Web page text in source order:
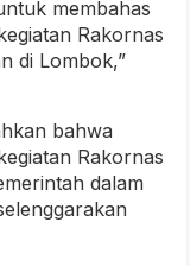
membahas
Rakornas
di Lombok,”
bahwa
Rakornas
dalam